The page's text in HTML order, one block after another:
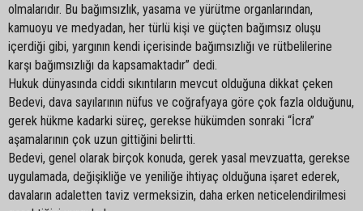
olmalarıdır. Bu bağımsızlık, yasama ve yürütme organlarından,
kamuoyu ve medyadan, her türlü kişi ve güçten bağımsız oluşu
içerdiği gibi, yargının kendi içerisinde bağımsızlığı ve rütbelilerine
karşı bağımsızlığı da kapsamaktadır” dedi.
Hukuk dünyasında ciddi sıkıntıların mevcut olduğuna dikkat çeken
Bedevi, dava sayılarının nüfus ve coğrafyaya göre çok fazla olduğunu,
gerek hükme kadarki süreç, gerekse hükümden sonraki “İcra”
aşamalarının çok uzun gittiğini belirtti.
Bedevi, genel olarak birçok konuda, gerek yasal mevzuatta, gerekse
uygulamada, değişikliğe ve yeniliğe ihtiyaç olduğuna işaret ederek,
davaların adaletten taviz vermeksizin, daha erken neticelendirilmesi